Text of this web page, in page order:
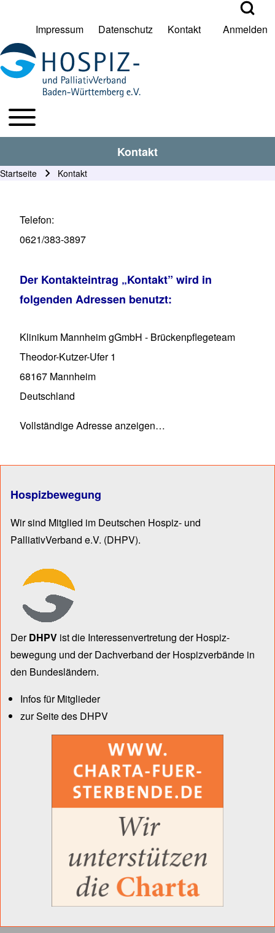
Suche Schließen
Suche
User account menu
Impressum Datenschutz Kontakt Anmelden
HPV BW Hauptmenu
Toggle main menu
Kontakt
Startseite Kontakt
Telefon
0621/383-3897
Der Kontakteintrag „Kontakt” wird in
folgenden Adressen benutzt:
Klinikum Mannheim gGmbH - Brückenpflegeteam
Theodor-Kutzer-Ufer 1
68167 Mannheim
Deutschland
Vollständige Adresse anzeigen…
Hospizbewegung
Wir sind Mitglied im Deutschen Hospiz- und
PalliativVerband e.V. (DHPV).
DerDHPV ist die Inter­essen­ver­tre­tung der Hospiz­
bewegung und der Dach­verband der Hospiz­verbände in
den Bun­des­län­dern.
Infos für Mitglieder
zur Seite des DHPV